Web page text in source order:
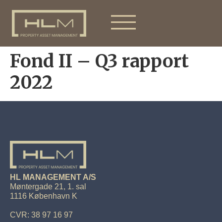
Fond II – Q3 rapport
2022
HL MANAGEMENT A/S
Møntergade 21, 1. sal
1116 København K
CVR: 38 97 16 97